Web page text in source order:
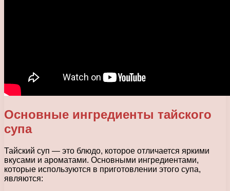
Основные ингредиенты тайского
супа
Тайский суп — это блюдо, которое отличается яркими
вкусами и ароматами. Основными ингредиентами,
которые используются в приготовлении этого супа,
являются: